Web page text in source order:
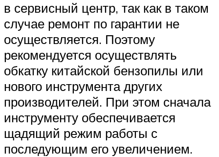
в сервисный центр, так как в таком
случае ремонт по гарантии не
осуществляется. Поэтому
рекомендуется осуществлять
обкатку китайской бензопилы или
нового инструмента других
производителей. При этом сначала
инструменту обеспечивается
щадящий режим работы с
последующим его увеличением.